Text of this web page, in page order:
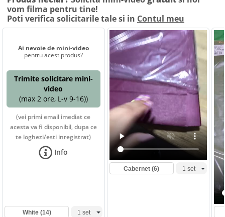
vom filma pentru tine!
Poti verifica solicitarile tale si in Contul meu
Ai nevoie de mini-video
pentru acest produs?
Trimite solicitare mini-
video
(max 2 ore, L-v 9-16))
(vei primi email imediat ce
acesta va fi disponibil, dupa ce
te loghezi/esti inregistrat)
Info
White(14)
Cabernet (6)